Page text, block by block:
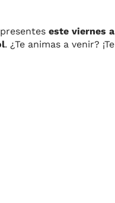
este viernes a
. ¿Te animas a venir? ¡Te